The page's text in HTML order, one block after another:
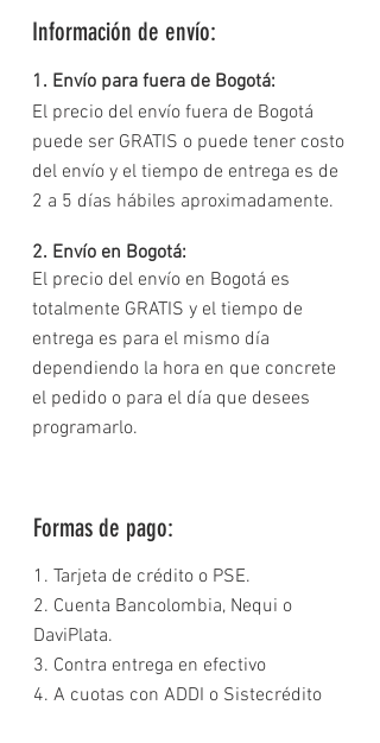
Información de envío:
1. Envío para fuera de Bogotá:
El precio del envío fuera de Bogotá
puede ser GRATIS o puede tener costo
del envío y el tiempo de entrega es de
2 a 5 días hábiles aproximadamente.
2. Envío en Bogotá:
El precio del envío en Bogotá es
totalmente GRATIS y el tiempo de
entrega es para el mismo día
dependiendo la hora en que concrete
el pedido o para el día que desees
programarlo.
Formas de pago:
1. Tarjeta de crédito o PSE.
2. Cuenta Bancolombia, Nequi o
DaviPlata.
3. Contra entrega en efectivo
4. A cuotas con ADDI o Sistecrédito